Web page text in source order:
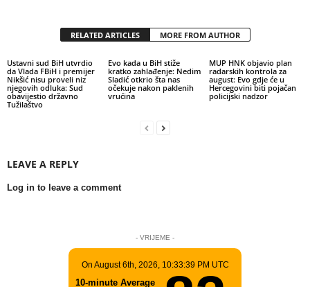
RELATED ARTICLES MORE FROM AUTHOR
Ustavni sud BiH utvrdio
da Vlada FBiH i premijer
Nikšić nisu proveli niz
njegovih odluka: Sud
obavijestio državno
Tužilaštvo
Evo kada u BiH stiže
kratko zahlađenje: Nedim
Sladić otkrio šta nas
očekuje nakon paklenih
vrućina
MUP HNK objavio plan
radarskih kontrola za
august: Evo gdje će u
Hercegovini biti pojačan
policijski nadzor
LEAVE A REPLY
Log in to leave a comment
- VRIJEME -
On August 6th, 2026, 10:33:39 PM UTC
10-minute Average